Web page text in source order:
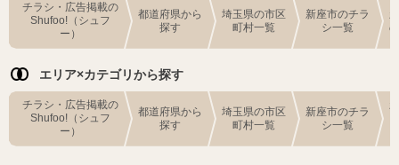
チラシ・広告掲載の
Shufoo!（シュフ
ー）
都道府県から
探す
埼玉県の市区
町村一覧
新座市のチラ
シ一覧
エリア×カテゴリから探す
チラシ・広告掲載の
Shufoo!（シュフ
ー）
都道府県から
探す
埼玉県の市区
町村一覧
新座市のチラ
シ一覧